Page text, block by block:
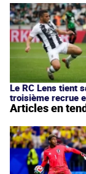
Le RC Lens tient
troisième recrue
Articles en